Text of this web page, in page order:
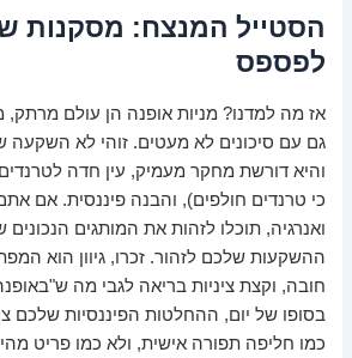
הסטייל המנצח: מסקנות
לפספס
אז מה למדנו? מניות אופנה הן עולם מרתק,
גם עם סיכונים לא מעטים. זוהי לא השקעה
והיא דורשת מחקר מעמיק, עין חדה
כי טרנדים חולפים), והבנה פיננסית. אם
ואנרגיה, תוכלו לזהות את המותגים הנכונים
ההשקעות שלכם לזהור. זכרו, גיוון הוא
חובה, וקצת ציניות בריאה לגבי מה
בסופו של יום, ההחלטות הפיננסיות שלכם
כמו חליפה תפורה אישית, ולא כמו פריט